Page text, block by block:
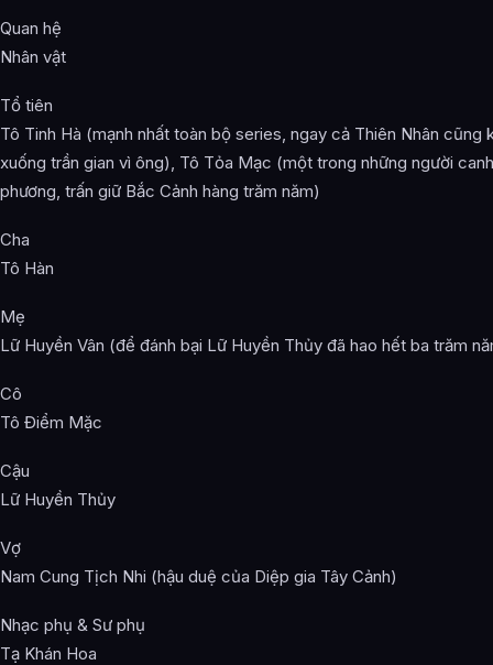
Quan hệ
Nhân vật
Tổ tiên
Tô Tinh Hà (mạnh nhất toàn bộ series, ngay cả Thiên Nhân cũng
xuống trần gian vì ông), Tô Tỏa Mạc (một trong những người
phương, trấn giữ Bắc Cảnh hàng trăm năm)
Cha
Tô Hàn
Mẹ
Lữ Huyền Vân (để đánh bại Lữ Huyền Thủy đã hao hết ba trăm
Cô
Tô Điểm Mặc
Cậu
Lữ Huyền Thủy
Vợ
Nam Cung Tịch Nhi (hậu duệ của Diệp gia Tây Cảnh)
Nhạc phụ & Sư phụ
Tạ Khán Hoa